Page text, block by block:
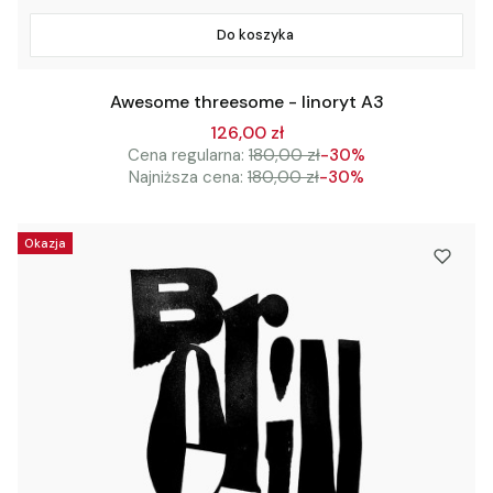
Do koszyka
Awesome threesome - linoryt A3
126,00 zł
Cena regularna: 180,00 zł-30%
Najniższa cena: 180,00 zł-30%
Okazja